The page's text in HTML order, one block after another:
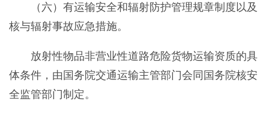
（六）有运输安全和辐射防护管理规章制度以及
核与辐射事故应急措施。
放射性物品非营业性道路危险货物运输资质的具
体条件，由国务院交通运输主管部门会同国务院核安
全监管部门制定。